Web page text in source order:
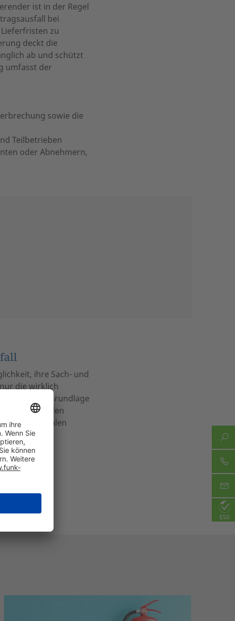
ist in der Regel
bei
zu
deckt die
ab und schützt
umfasst der
sowie die
Teilbetrieben
oder Abnehmern,
ihre Sach- und
die wirklich
auf der Grundlage
umfassenden
internationalen
eines